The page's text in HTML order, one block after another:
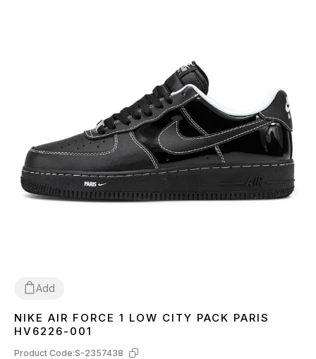
Add
4041 4243 4445
NIKE AIR FORCE 1 LOW CITY PACK PARIS
HV6226-001
Product Code:S-2357438